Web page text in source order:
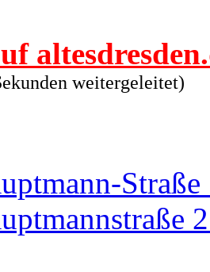
weitergeleitet)
Straße